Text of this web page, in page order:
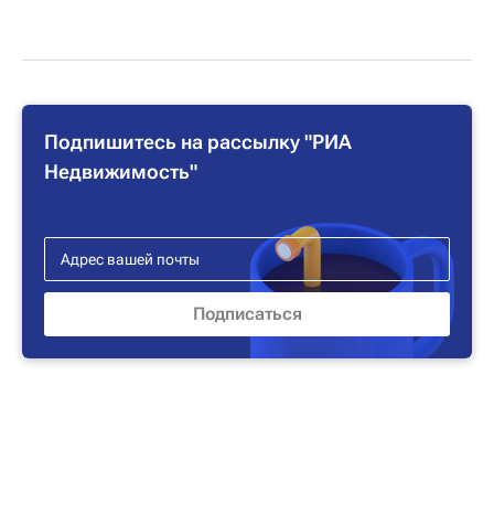
Подпишитесь на рассылку "РИА
Недвижимость"